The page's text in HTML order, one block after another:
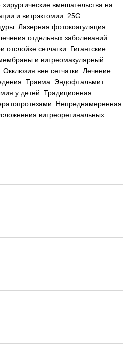
вмешательства на
и витрэктомии. 25G
Лазерная фотокоагуляция.
отдельных заболеваний
сетчатки. Гигантские
и витреомакулярный
вен сетчатки. Лечение
Травма. Эндофтальмит.
у детей. Традиционная
Непреднамеренная
витреоретинальных